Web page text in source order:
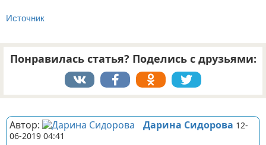
Источник
Понравилась статья? Поделись с друзьями:
Автор: Дарина Сидорова 12-
06-2019 04:41